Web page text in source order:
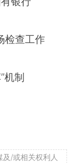
检查工作
机制
/或相关权利人